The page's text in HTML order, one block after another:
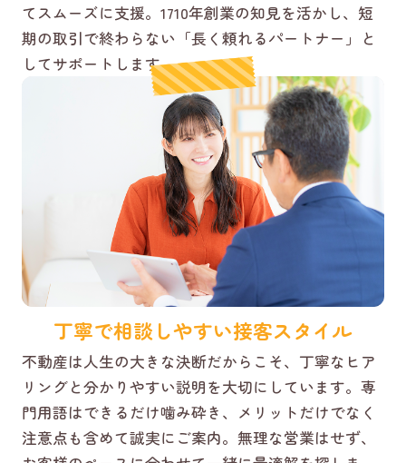
てスムーズに支援。1710年創業の知見を活かし、短
期の取引で終わらない「長く頼れるパートナー」と
してサポートします。
丁寧で相談しやすい接客スタイル
不動産は人生の大きな決断だからこそ、丁寧なヒア
リングと分かりやすい説明を大切にしています。専
門用語はできるだけ噛み砕き、メリットだけでなく
注意点も含めて誠実にご案内。無理な営業はせず、